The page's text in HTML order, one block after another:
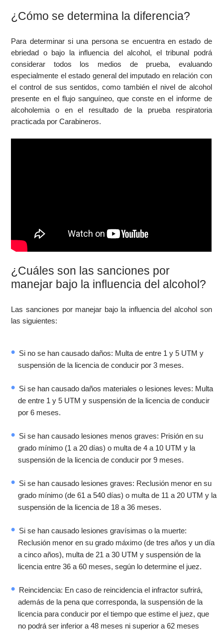
¿Cómo se determina la diferencia?
Para determinar si una persona se encuentra en estado de
ebriedad o bajo la influencia del alcohol, el tribunal podrá
considerar todos los medios de prueba, evaluando
especialmente el estado general del imputado en relación con
el control de sus sentidos, como también el nivel de alcohol
presente en el flujo sanguíneo, que conste en el informe de
alcoholemia o en el resultado de la prueba respiratoria
practicada por Carabineros.
¿Cuáles son las sanciones por
manejar bajo la influencia del alcohol?
Las sanciones por manejar bajo la influencia del alcohol son
las siguientes:
Si no se han causado daños: Multa de entre 1 y 5 UTM y
suspensión de la licencia de conducir por 3 meses.
Si se han causado daños materiales o lesiones leves: Multa
de entre 1 y 5 UTM y suspensión de la licencia de conducir
por 6 meses.
Si se han causado lesiones menos graves: Prisión en su
grado mínimo (1 a 20 días) o multa de 4 a 10 UTM y la
suspensión de la licencia de conducir por 9 meses.
Si se han causado lesiones graves: Reclusión menor en su
grado mínimo (de 61 a 540 días) o multa de 11 a 20 UTM y la
suspensión de la licencia de 18 a 36 meses.
Si se han causado lesiones gravísimas o la muerte:
Reclusión menor en su grado máximo (de tres años y un día
a cinco años), multa de 21 a 30 UTM y suspensión de la
licencia entre 36 a 60 meses, según lo determine el juez.
Reincidencia: En caso de reincidencia el infractor sufrirá,
además de la pena que corresponda, la suspensión de la
licencia para conducir por el tiempo que estime el juez, que
no podrá ser inferior a 48 meses ni superior a 62 meses